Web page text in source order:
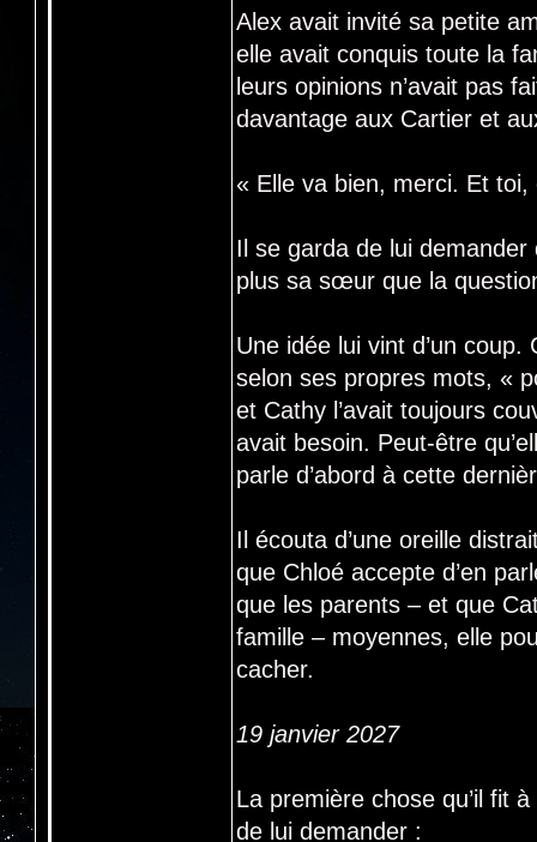
Alex avait invité sa petite
elle avait conquis toute la
leurs opinions n’avait pas
davantage aux Cartier et
« Elle va bien, merci. Et
Il se garda de lui demander
plus sa sœur que la
Une idée lui vint d’un
selon ses propres mots, «
et Cathy l’avait toujours
avait besoin. Peut-être
parle d’abord à cette
Il écouta d’une oreille
que Chloé accepte d’en
que les parents – et que
famille – moyennes, elle
cacher.
19 janvier 2027
La première chose qu’il fit
de lui demander :